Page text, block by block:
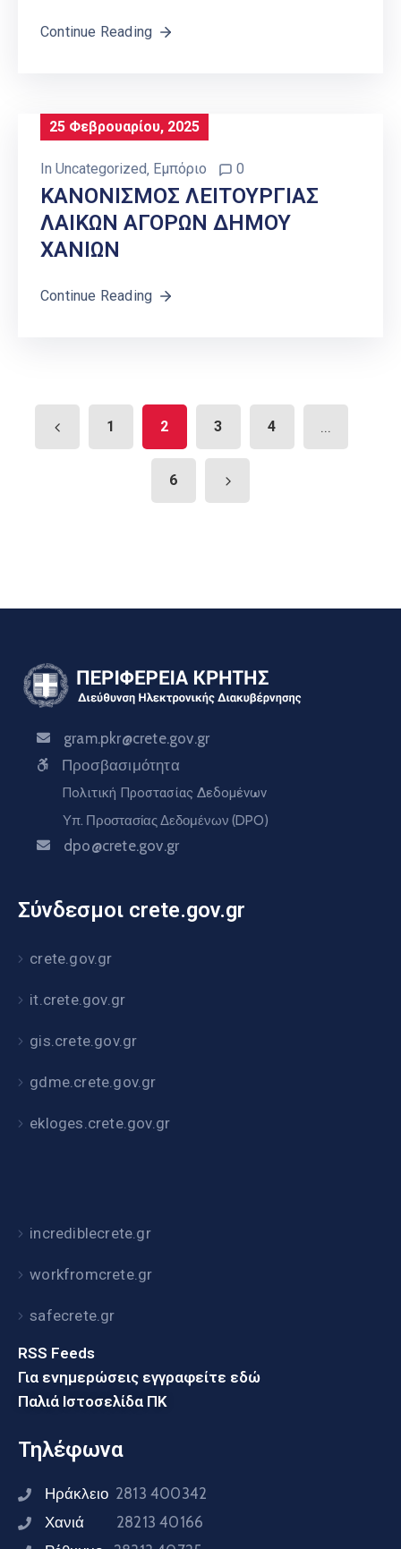
Continue Reading
25 Φεβρουαρίου, 2025
In Uncategorized‚ Εμπόριο 0
ΚΑΝΟΝΙΣΜΟΣ ΛΕΙΤΟΥΡΓΙΑΣ
ΛΑΙΚΩΝ ΑΓΟΡΩΝ ΔΗΜΟΥ
ΧΑΝΙΩΝ
Continue Reading
1 2 3 4 ...
6
gram.pkr@crete.gov.gr
Προσβασιμότητα
Πολιτική Προστασίας Δεδομένων
Υπ. Προστασίας Δεδομένων (DPO)
dpo@crete.gov.gr
Σύνδεσμοι crete.gov.gr
crete.gov.gr
it.crete.gov.gr
gis.crete.gov.gr
gdme.crete.gov.gr
ekloges.crete.gov.gr
incrediblecrete.gr
workfromcrete.gr
safecrete.gr
RSS Feeds
Για ενημερώσεις εγγραφείτε εδώ
Παλιά Ιστοσελίδα ΠΚ
Τηλέφωνα
Ηράκλειο 2813 400342
Χανιά 28213 40166